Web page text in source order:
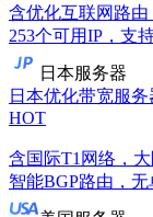
含优化互联网路由
253个可用IP，支
日本服务器
日本优化带宽服务
HOT
含国际T1网络，
智能BGP路由，